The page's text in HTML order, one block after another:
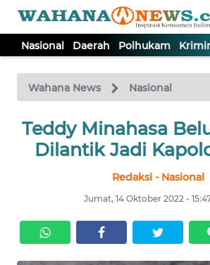
Nasional Daerah Polhukam
Wahana News Nasional
Teddy Minahasa
Dilantik Jadi
Redaksi - Nasional
Jumat, 14 Oktober 2022 -
TV
Tutup
NASIONAL
KRIMINAL